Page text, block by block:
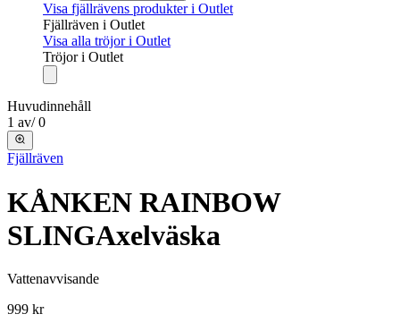
Visa fjällrävens produkter i Outlet
Fjällräven i Outlet
Visa alla tröjor i Outlet
Tröjor i Outlet
Huvudinnehåll
1 av/ 0
Fjällräven
KÅNKEN RAINBOW
SLINGAxelväska
Vattenavvisande
999 kr